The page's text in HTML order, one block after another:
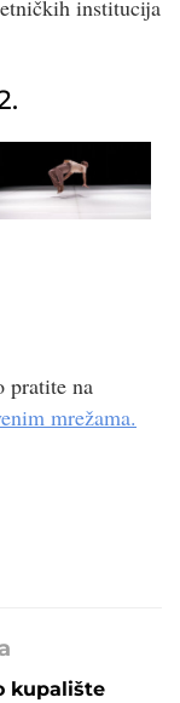
institucija
pratite na
mrežama.
kupalište